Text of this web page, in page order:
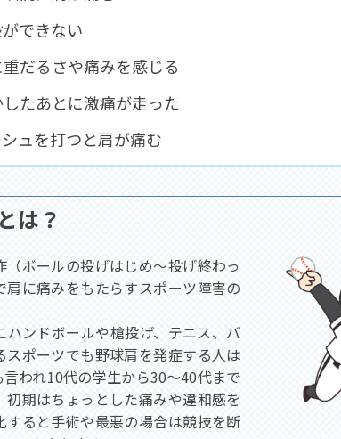
できない
だるさや痛みを感じる
たあとに激痛が走った
ュを打つと肩が痛む
は？
ボールの投げはじめ～投げ終わっ
肩に痛みをもたらすスポーツ障害の
ンドボールや槍投げ、テニス、バ
スポーツでも野球肩を発症する人は
われ10代の学生から30～40代まで
初期はちょっとした痛みや違和感を
ると手術や最悪の場合は競技を断